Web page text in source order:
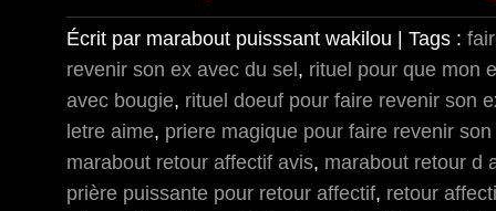
Écrit par marabout puisssant wakilou | Tags :
revenir son ex avec du sel, rituel pour que mon
avec bougie, rituel doeuf pour faire revenir son
letre aime, priere magique pour faire revenir son
marabout retour affectif avis, marabout retour d
prière puissante pour retour affectif, retour